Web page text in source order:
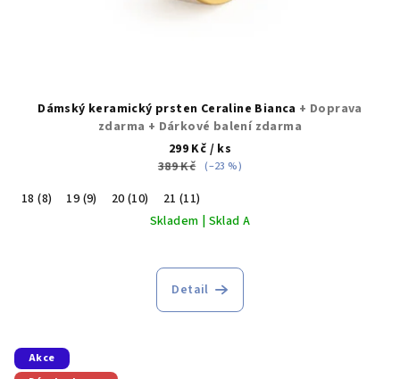
Dámský keramický prsten Ceraline Bianca + Doprava
zdarma + Dárkové balení zdarma
299 Kč / ks
389 Kč (–23 %)
18 (8) 19 (9) 20 (10)
21 (11)
Skladem | Sklad A
Detail
Akce